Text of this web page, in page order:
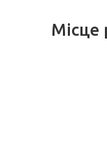
Місце